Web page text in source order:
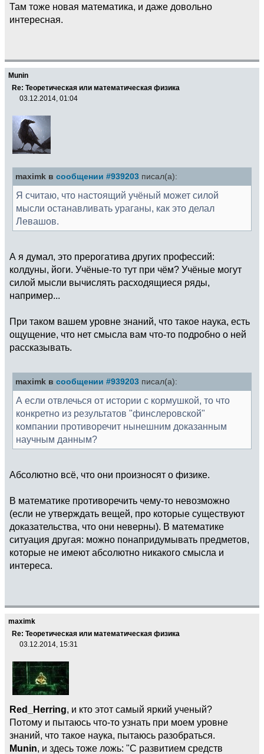
Там тоже новая математика, и даже довольно
интересная.
Munin
Re: Теоретическая или математическая физика
03.12.2014, 01:04
maximk в сообщении #939203 писал(а):
Я считаю, что настоящий учёный может силой
мысли останавливать ураганы, как это делал
Левашов.
А я думал, это прерогатива других профессий:
колдуны, йоги. Учёные-то тут при чём? Учёные могут
силой мысли вычислять расходящиеся ряды,
например...
При таком вашем уровне знаний, что такое наука, есть
ощущение, что нет смысла вам что-то подробно о ней
рассказывать.
maximk в сообщении #939203 писал(а):
А если отвлечься от истории с кормушкой, то что
конкретно из результатов "финслеровской"
компании противоречит нынешним доказанным
научным данным?
Абсолютно всё, что они произносят о физике.
В математике противоречить чему-то невозможно
(если не утверждать вещей, про которые существуют
доказательства, что они неверны). В математике
ситуация другая: можно понапридумывать предметов,
которые не имеют абсолютно никакого смысла и
интереса.
maximk
Re: Теоретическая или математическая физика
03.12.2014, 15:31
Red_Herring, и кто этот самый яркий ученый?
Потому и пытаюсь что-то узнать при моем уровне
знаний, что такое наука, пытаюсь разобраться.
Munin, и здесь тоже ложь: "С развитием средств